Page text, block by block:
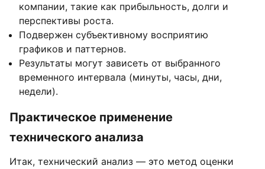
компании, такие как прибыльность, долги и
перспективы роста.
Подвержен субъективному восприятию
графиков и паттернов.
Результаты могут зависеть от выбранного
временного интервала (минуты, часы, дни,
недели).
Практическое применение
технического анализа
Итак, технический анализ — это метод оценки